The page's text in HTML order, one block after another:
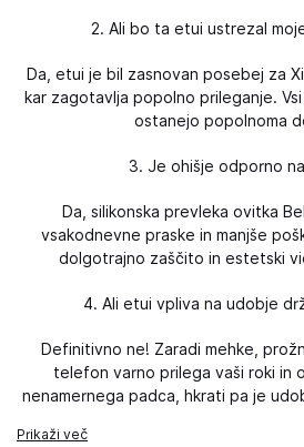
2. Ali bo ta etui ustrezal
Da, etui je bil zasnovan posebej za
kar zagotavlja popolno prileganje.
ostanejo popolnoma
3. Je ohišje odporno
Da, silikonska prevleka ovitka
vsakodnevne praske in manjše
dolgotrajno zaščito in estetski
4. Ali etui vpliva na udobje
Definitivno ne! Zaradi mehke,
telefon varno prilega vaši roki in
nenamernega padca, hkrati pa je
Prikaži več